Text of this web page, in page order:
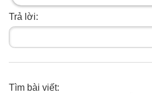
Trả lời:
Tìm bài viết: